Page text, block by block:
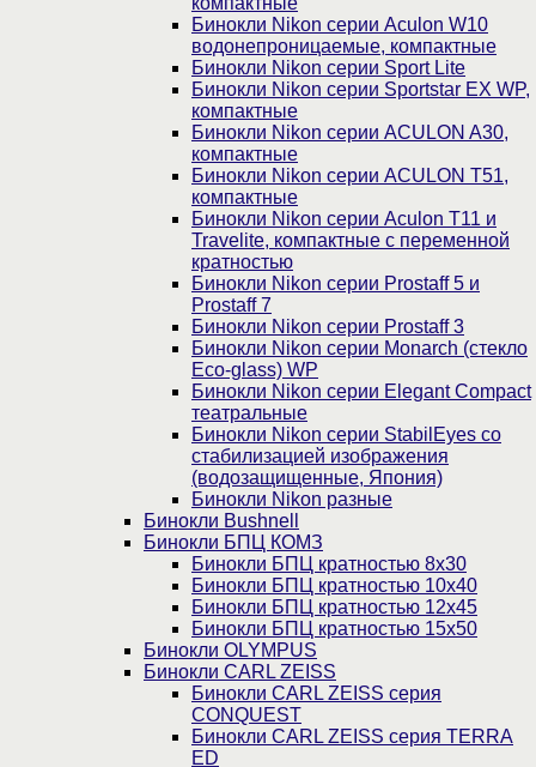
Бинокли Nikon серии Aculon W10
водонепроницаемые, компактные
Бинокли Nikon серии Sport Lite
Бинокли Nikon серии Sportstar EX WP,
компактные
Бинокли Nikon серии ACULON A30,
компактные
Бинокли Nikon серии ACULON Т51,
компактные
Бинокли Nikon серии Aculon T11 и
Travelite, компактные с переменной
кратностью
Бинокли Nikon серии Prostaff 5 и
Prostaff 7
Бинокли Nikon серии Prostaff 3
Бинокли Nikon серии Monarch (стекло
Eco-glass) WP
Бинокли Nikon серии Elegant Compact
театральные
Бинокли Nikon серии StabilEyes со
стабилизацией изображения
(водозащищенные, Япония)
Бинокли Nikon разные
Бинокли Bushnell
Бинокли БПЦ КОМЗ
Бинокли БПЦ кратностью 8х30
Бинокли БПЦ кратностью 10х40
Бинокли БПЦ кратностью 12х45
Бинокли БПЦ кратностью 15х50
Бинокли OLYMPUS
Бинокли CARL ZEISS
Бинокли CARL ZEISS серия
CONQUEST
Бинокли CARL ZEISS серия TERRA
ED